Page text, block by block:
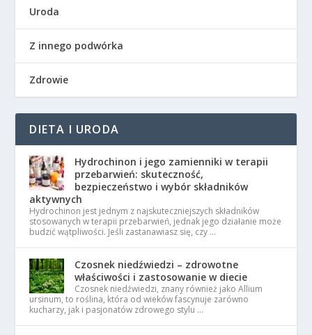
Uroda
Z innego podwórka
Zdrowie
DIETA I URODA
Hydrochinon i jego zamienniki w terapii
przebarwień: skuteczność,
bezpieczeństwo i wybór składników
aktywnych
Hydrochinon jest jednym z najskuteczniejszych składników
stosowanych w terapii przebarwień, jednak jego działanie może
budzić wątpliwości. Jeśli zastanawiasz się, czy …
Czosnek niedźwiedzi – zdrowotne
właściwości i zastosowanie w diecie
Czosnek niedźwiedzi, znany również jako Allium
ursinum, to roślina, która od wieków fascynuje zarówno
kucharzy, jak i pasjonatów zdrowego stylu …